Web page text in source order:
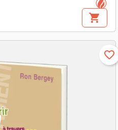
shopping_cart
favorite_border